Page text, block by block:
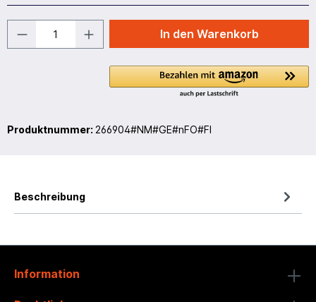
In den Warenkorb
Produktnummer: 266904#NM#GE#nFO#FI
Beschreibung
Information